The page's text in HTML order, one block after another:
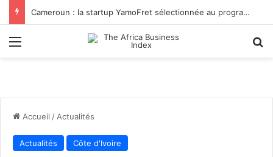
Cameroun : la startup YamoFret sélectionnée au programme HEC Challenge+ Afrique pour accélérer la transformation du fret en Afrique centrale
Menu
Accueil / Actualités
Actualités Côte d'Ivoire